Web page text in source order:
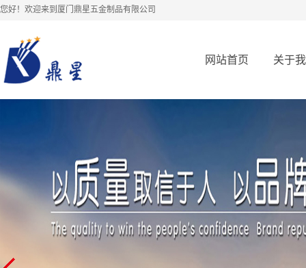
您好！欢迎来到厦门鼎星五金制品有限公司
网站首页 关于